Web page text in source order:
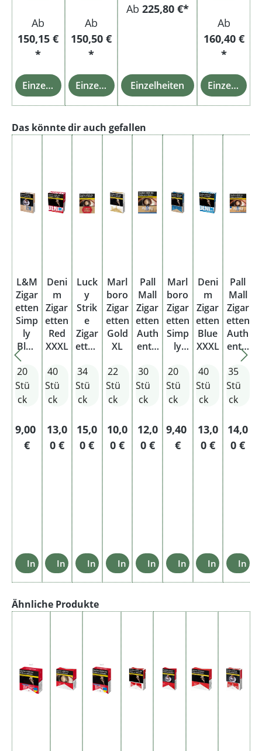
Ab
150,15 €
*
Einzelheiten
Ab
150,50 €
*
Einzelheiten
Ab 225,80 €*
Einzelheiten
Ab
160,40 €
*
Einzelheiten
Produktgalerie überspringen
Das könnte dir auch gefallen
L&M
Zigar
etten
Simp
ly
Blue
Origi
nal
Pack
20
Stü
ck
Regulärer Preis:
9,00
€
In den Warenkorb
Deni
m
Zigar
etten
Red
XXXL
40
Stü
ck
Regulärer Preis:
13,0
0 €
In den Warenkorb
Luck
y
Strik
e
Zigar
etten
entic
Red
Xtra
34
Stü
ck
Regulärer Preis:
15,0
0 €
In den Warenkorb
Marl
boro
Zigar
etten
Gold
XL
22
Stü
ck
Regulärer Preis:
10,0
0 €
In den Warenkorb
Pall
Mall
Zigar
etten
Auth
entic
Supe
r
30
Stü
ck
Regulärer Preis:
12,0
0 €
In den Warenkorb
Marl
boro
Zigar
etten
Simp
ly
Origi
nal
Pack
20
Stü
ck
Regulärer Preis:
9,40
€
In den Warenkorb
Deni
m
Zigar
etten
Blue
XXXL
40
Stü
ck
Regulärer
13,0
0 €
In den
Pall
Mall
Zigar
etten
Auth
entic
Blue
Xtra
35
Stü
ck
14,0
0 €
In
Produktgalerie überspringen
Ähnliche Produkte